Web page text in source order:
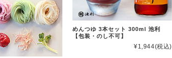
めんつゆ 3本セット 300ml 池利
【包装・のし不可】
¥1,944(税込)